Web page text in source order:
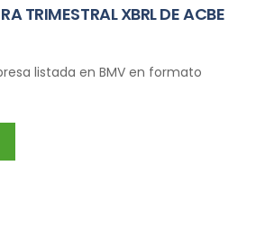
TRIMESTRAL XBRL DE ACBE
listada en BMV en formato